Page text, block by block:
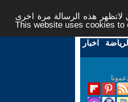
هذه الرسالة مرة اخرى -
This website uses cookies to
- اخبار